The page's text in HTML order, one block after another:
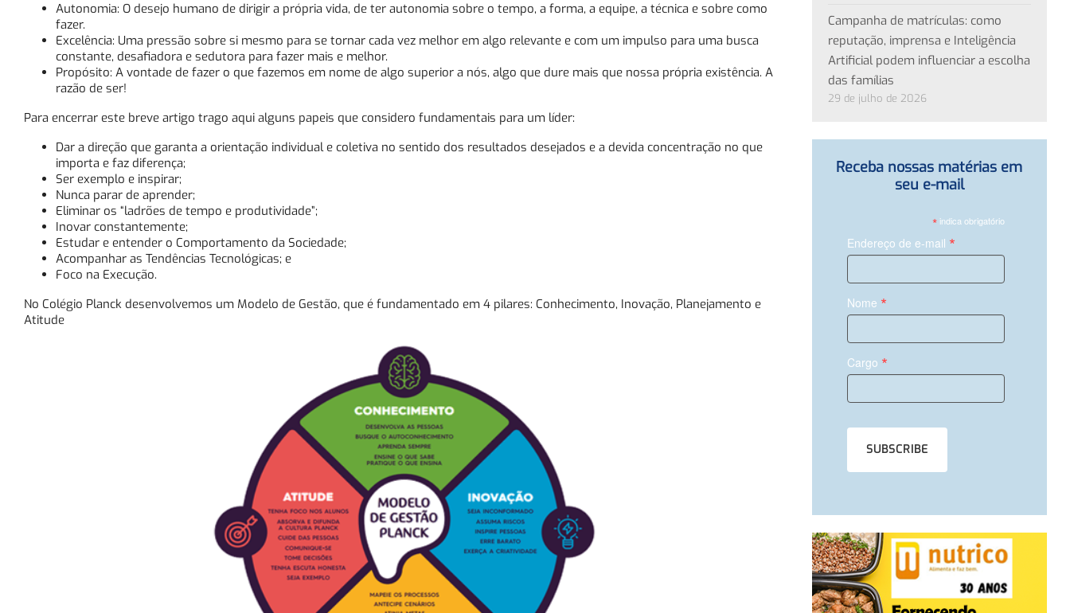
Autonomia: O desejo humano de dirigir a própria vida, de ter autonomia sobre o tempo, a forma, a equipe, a técnica e sobre como
fazer.
Excelência: Uma pressão sobre si mesmo para se tornar cada vez melhor em algo relevante e com um impulso para uma busca
constante, desafiadora e sedutora para fazer mais e melhor.
Propósito: A vontade de fazer o que fazemos em nome de algo superior a nós, algo que dure mais que nossa própria existência. A
razão de ser!
Para encerrar este breve artigo trago aqui alguns papeis que considero fundamentais para um líder:
Dar a direção que garanta a orientação individual e coletiva no sentido dos resultados desejados e a devida concentração no que
importa e faz diferença;
Ser exemplo e inspirar;
Nunca parar de aprender;
Eliminar os “ladrões de tempo e produtividade”;
Inovar constantemente;
Estudar e entender o Comportamento da Sociedade;
Acompanhar as Tendências Tecnológicas; e
Foco na Execução.
No Colégio Planck desenvolvemos um Modelo de Gestão, que é fundamentado em 4 pilares: Conhecimento, Inovação, Planejamento e
Atitude
Campanha de matrículas: como
reputação, imprensa e Inteligência
Artificial podem influenciar a escolha
das famílias
29 de julho de 2026
Receba nossas matérias em
seu e-mail
* indica obrigatório
Endereço de e-mail *
Nome *
Cargo *